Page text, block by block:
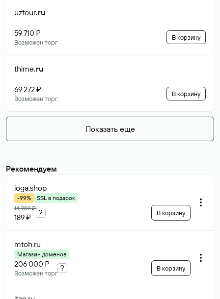
uztour.ru
59 710 ₽
Возможен торг
В корзину
thime.ru
69 272 ₽
Возможен торг
В корзину
Показать еще
Рекомендуем
ioga.shop
-99%
SSL в подарок
14 982 ₽
189 ₽
? В корзину
mtoh.ru
Магазин доменов
206 000 ₽
Возможен торг
? В корзину